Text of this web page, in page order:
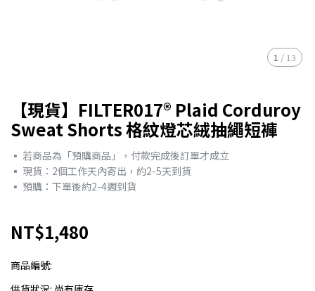
1 / 13
【現貨】FILTER017® Plaid Corduroy
Sweat Shorts 格紋燈芯絨抽繩短褲
▪︎ 若商品為「預購商品」，付款完成後訂單才成立
▪︎ 現貨：2個工作天內寄出，約2-5天到貨
▪︎ 預購：下單後約2-4週到貨
NT$1,480
商品編號: